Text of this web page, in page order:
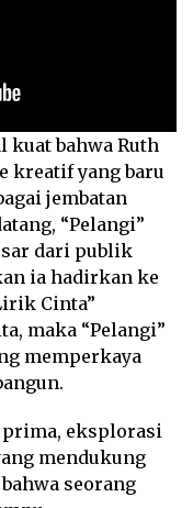
kuat bahwa Ruth
kreatif yang baru
jembatan
“Pelangi”
dari publik
ia hadirkan ke
Cinta”
maka “Pelangi”
memperkaya
prima, eksplorasi
mendukung
seorang